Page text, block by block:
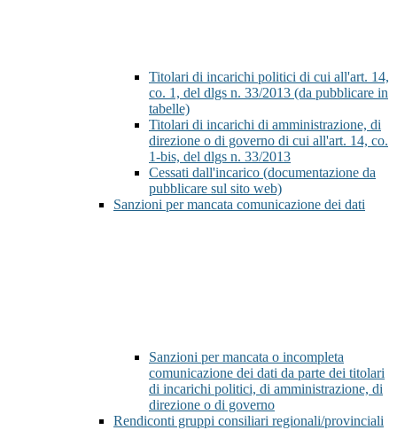
Titolari di incarichi politici di cui all'art. 14,
co. 1, del dlgs n. 33/2013 (da pubblicare in
tabelle)
Titolari di incarichi di amministrazione, di
direzione o di governo di cui all'art. 14, co.
1-bis, del dlgs n. 33/2013
Cessati dall'incarico (documentazione da
pubblicare sul sito web)
Sanzioni per mancata comunicazione dei dati
Sanzioni per mancata o incompleta
comunicazione dei dati da parte dei titolari
di incarichi politici, di amministrazione, di
direzione o di governo
Rendiconti gruppi consiliari regionali/provinciali